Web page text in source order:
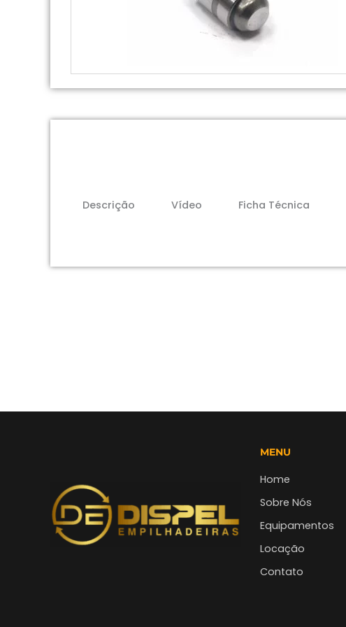
Descrição Vídeo Ficha Técnica
MENU
Home
Sobre Nós
Equipamentos
Locação
Contato